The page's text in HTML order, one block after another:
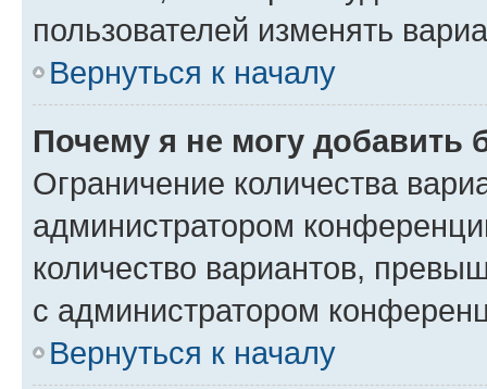
пользователей изменять
Вернуться к началу
Почему я не могу добавить
Ограничение количества
администратором
количество вариантов,
с администратором
Вернуться к началу